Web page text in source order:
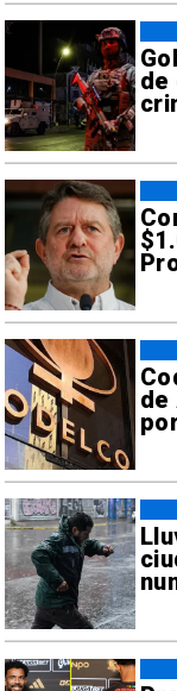
de
de